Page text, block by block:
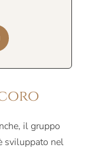
il gruppo
sviluppato nel